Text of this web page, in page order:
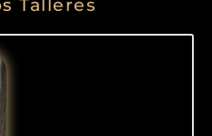
Talleres